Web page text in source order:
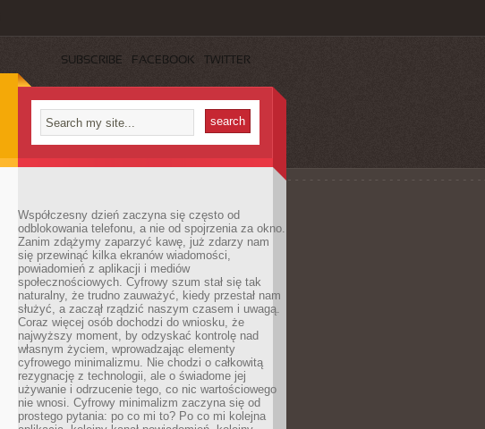
SUBSCRIBE FACEBOOK TWITTER
Współczesny dzień zaczyna się często od
odblokowania telefonu, a nie od spojrzenia za okno.
Zanim zdążymy zaparzyć kawę, już zdarzy nam
się przewinąć kilka ekranów wiadomości,
powiadomień z aplikacji i mediów
społecznościowych. Cyfrowy szum stał się tak
naturalny, że trudno zauważyć, kiedy przestał nam
służyć, a zaczął rządzić naszym czasem i uwagą.
Coraz więcej osób dochodzi do wniosku, że
najwyższy moment, by odzyskać kontrolę nad
własnym życiem, wprowadzając elementy
cyfrowego minimalizmu. Nie chodzi o całkowitą
rezygnację z technologii, ale o świadome jej
używanie i odrzucenie tego, co nic wartościowego
nie wnosi. Cyfrowy minimalizm zaczyna się od
prostego pytania: po co mi to? Po co mi kolejna